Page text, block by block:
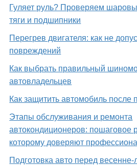
Гуляет руль? Проверяем
тяги и подшипники
Перегрев двигателя: как не
повреждений
Как выбрать правильный
автовладельцев
Как защитить автомобиль после
Этапы обслуживания и ремонта
автокондиционеров: пошаговое
которому доверяют
Подготовка авто перед